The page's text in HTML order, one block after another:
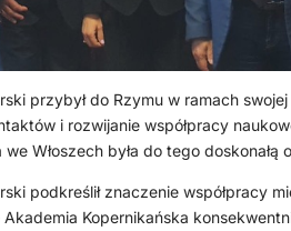
przybył do Rzymu w ramach
i rozwijanie współpracy
Włoszech była do tego doskonałą
podkreślił znaczenie współpracy
Akademia Kopernikańska